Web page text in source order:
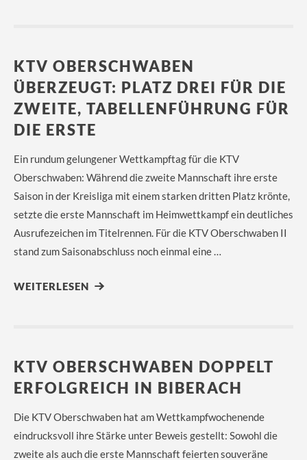
KTV OBERSCHWABEN
ÜBERZEUGT: PLATZ DREI FÜR DIE
ZWEITE, TABELLENFÜHRUNG FÜR
DIE ERSTE
Ein rundum gelungener Wettkampftag für die KTV
Oberschwaben: Während die zweite Mannschaft ihre erste
Saison in der Kreisliga mit einem starken dritten Platz krönte,
setzte die erste Mannschaft im Heimwettkampf ein deutliches
Ausrufezeichen im Titelrennen. Für die KTV Oberschwaben II
stand zum Saisonabschluss noch einmal eine …
WEITERLESEN
KTV OBERSCHWABEN DOPPELT
ERFOLGREICH IN BIBERACH
Die KTV Oberschwaben hat am Wettkampfwochenende
eindrucksvoll ihre Stärke unter Beweis gestellt: Sowohl die
zweite als auch die erste Mannschaft feierten souveräne